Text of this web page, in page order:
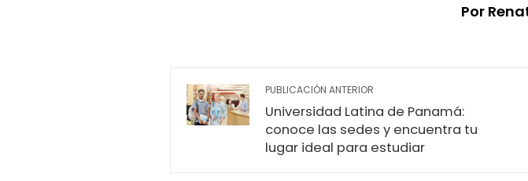
Por
PUBLICACIÓN ANTERIOR
Universidad Latina de Panamá:
conoce las sedes y encuentra tu
lugar ideal para estudiar